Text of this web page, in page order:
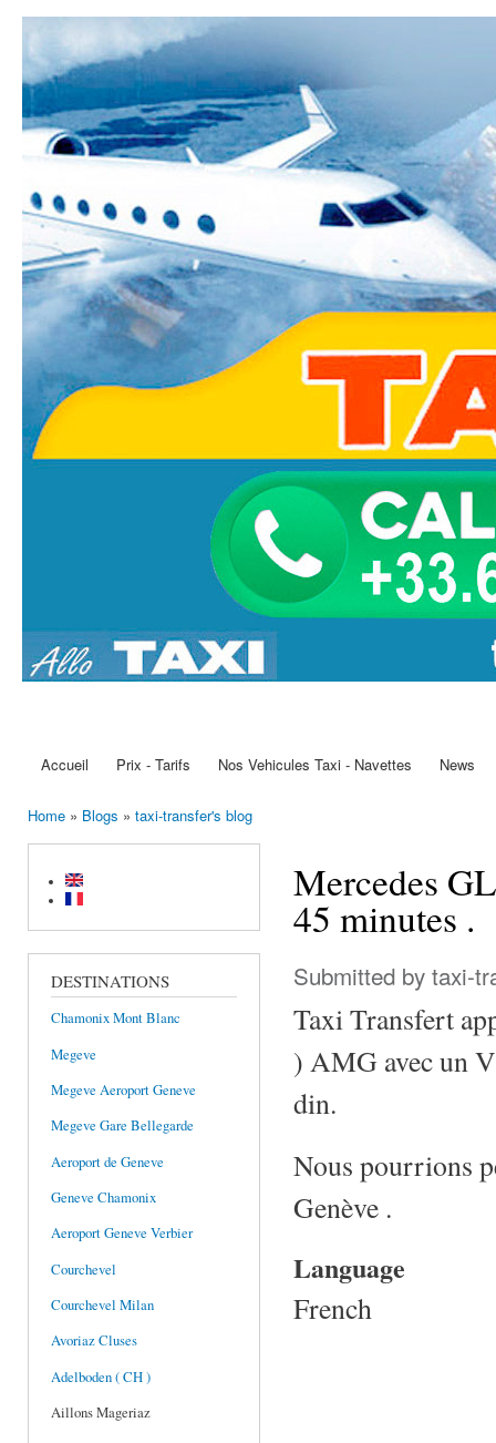
Taxi-
Transfer.fr
Main menu
Accueil Prix - Tarifs Nos Vehicules Taxi - Navettes News
Home » Blogs » taxi-transfer's blog
DESTINATIONS
Chamonix Mont Blanc
Megeve
Megeve Aeroport Geneve
Megeve Gare Bellegarde
Aeroport de Geneve
Geneve Chamonix
Aeroport Geneve Verbier
Courchevel
Courchevel Milan
Avoriaz Cluses
Adelboden ( CH )
Aillons Mageriaz
Mercedes
45 minutes .
Submitted by taxi-
Taxi Transfert
) AMG avec un
din.
Nous pourrions
Genève .
Language
French